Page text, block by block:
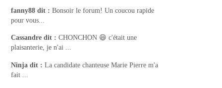
fanny88 dit : Bonsoir le forum! Un coucou rapide
pour vous...
Cassandre dit : CHONCHON 😄 c'était une
plaisanterie, je n'ai ...
Ninja dit : La candidate chanteuse Marie Pierre m'a
fait ...